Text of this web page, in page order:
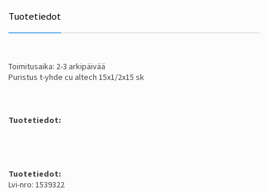
Tuotetiedot
Toimitusaika: 2-3 arkipäivää
Puristus t-yhde cu altech 15x1/2x15 sk
Tuotetiedot:
Tuotetiedot:
Lvi-nro: 1539322